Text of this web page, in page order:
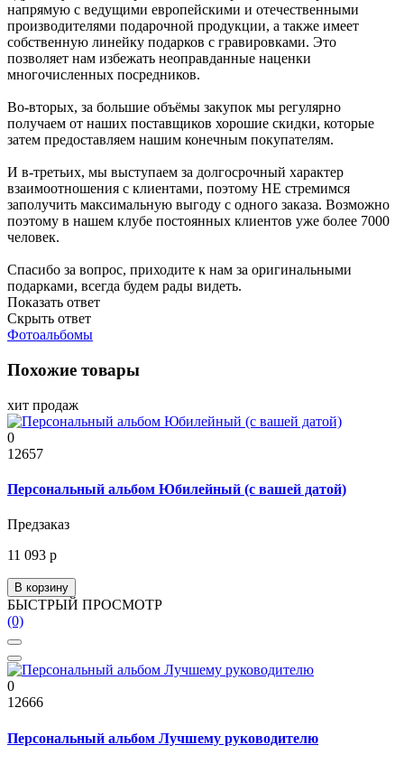
напрямую с ведущими европейскими и отечественными
производителями подарочной продукции, а также имеет
собственную линейку подарков с гравировками. Это
позволяет нам избежать неоправданные наценки
многочисленных посредников.
Во-вторых, за большие объёмы закупок мы регулярно
получаем от наших поставщиков хорошие скидки, которые
затем предоставляем нашим конечным покупателям.
И в-третьих, мы выступаем за долгосрочный характер
взаимоотношения с клиентами, поэтому НЕ стремимся
заполучить максимальную выгоду с одного заказа. Возможно
поэтому в нашем клубе постоянных клиентов уже более 7000
человек.
Спасибо за вопрос, приходите к нам за оригинальными
подарками, всегда будем рады видеть.
Показать ответ
Скрыть ответ
Фотоальбомы
Похожие товары
хит продаж
0
12657
Персональный альбом Юбилейный (с вашей датой)
Предзаказ
11 093 р
В корзину
БЫСТРЫЙ ПРОСМОТР
(0)
0
12666
Персональный альбом Лучшему руководителю